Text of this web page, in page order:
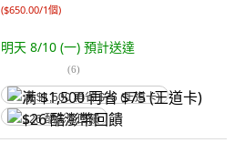
($650.00/1個)
明天 8/10 (一) 預計送達
(6)
满 $1,500 再省 $75 (王道卡)
$26 酷澎幣回饋